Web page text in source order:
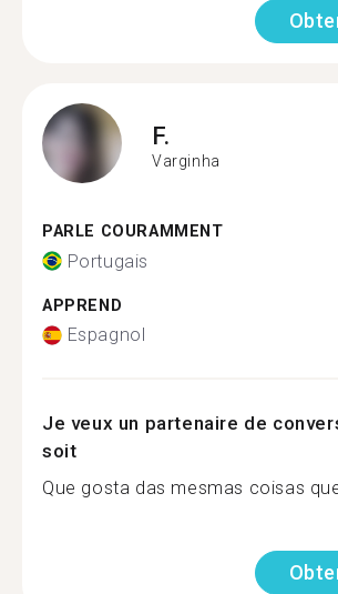
F.
Varginha
PARLE COURAMMENT
Portugais
APPREND
Espagnol
Je veux un partenaire de
soit
Que gosta das mesmas coisas